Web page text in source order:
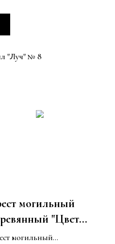
"Луч" № 8
могильный
"Цветы
м." КС-95Ц
могильный